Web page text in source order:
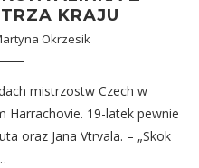
KRAJU
Okrzesik
mistrzostw Czech w
Harrachovie. 19-latek pewnie
oraz Jana Vtrvala. – „Skok